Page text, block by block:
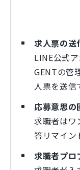
求人票の送
LINE公式
GENTの管
人票を送信
応募意思の
求職者はワ
答リマイン
求職者プロ